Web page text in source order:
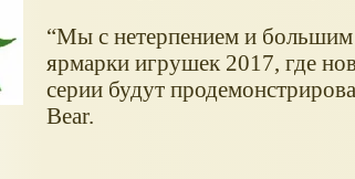
“Мы с нетерпением и
ярмарки игрушек 2017, где
серии будут
Bear.